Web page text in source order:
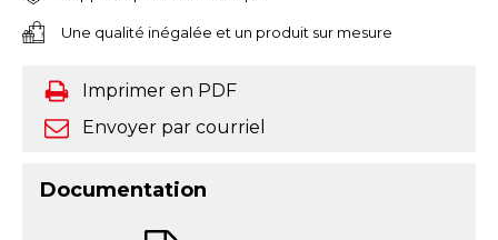
Une qualité inégalée et un produit sur mesure
Imprimer en PDF
Envoyer par courriel
Documentation